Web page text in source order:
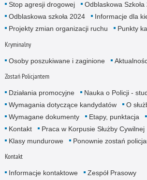
Stop agresji drogowej
Odblaskowa Szkoła
Odblaskowa szkoła 2024
Informacje dla
Projekty zmian organizacji ruchu
Punkty
Kryminalny
Osoby poszukiwane i zaginione
Zostań Policjantem
Działania promocyjne
Nauka o Policji -
Wymagania dotyczące kandydatów
O
Wymagane dokumenty
Etapy, punktacja
Kontakt
Praca w Korpusie Służby Cywilnej
Klasy mundurowe
Ponownie zostań
Kontakt
Informacje kontaktowe
Zespół Prasowy